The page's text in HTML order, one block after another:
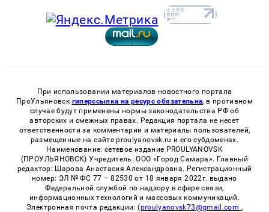
При использовании материалов новостного портала
ПроУльяновск гиперссылка на ресурс обязательна, в противном
случае будут применены нормы законодательства РФ об
авторских и смежных правах. Редакция портала не несет
ответственности за комментарии и материалы пользователей,
размещенные на сайте proulyanovsk.ru и его субдоменах.
Наименование: сетевое издание PROULYANOVSK
(ПРОУЛЬЯНОВСК) Учредитель: ООО «Город Самара». Главный
редактор: Шарова Анастасия Александровна. Регистрационный
номер: ЭЛ № ФС 77 – 82530 от 18 января 2022г. выдано
Федеральной службой по надзору в сфере связи,
информационных технологий и массовых коммуникаций.
Электронная почта редакции: (proulyanovsk73@gmail.com ,